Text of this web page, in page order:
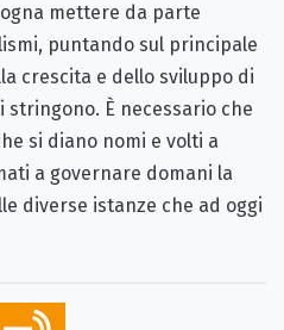
mettere da parte
puntando sul principale
crescita e dello sviluppo di
È necessario che
si diano nomi e volti a
a governare domani la
diverse istanze che ad oggi